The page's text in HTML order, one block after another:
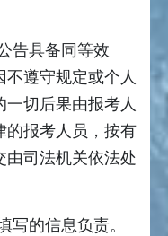
告具备同等效
遵守规定或个人
切后果由报考人
的报考人员，按有
由司法机关依法处
写的信息负责。